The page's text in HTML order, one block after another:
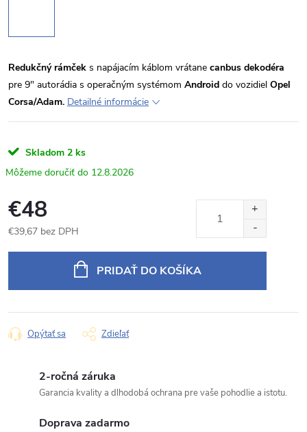
Redukčný rámček s napájacím káblom vrátane canbus dekodéra
pre 9" autorádia s operačným systémom Android do vozidiel Opel
Corsa/Adam. Detailné informácie
Skladom 2 ks
12.8.2026
€48
€39,67 bez DPH
PRIDAŤ DO KOŠÍKA
Opýtať sa Zdieľať
2-ročná záruka
Garancia kvality a dlhodobá ochrana pre vaše pohodlie a istotu.
Doprava zadarmo